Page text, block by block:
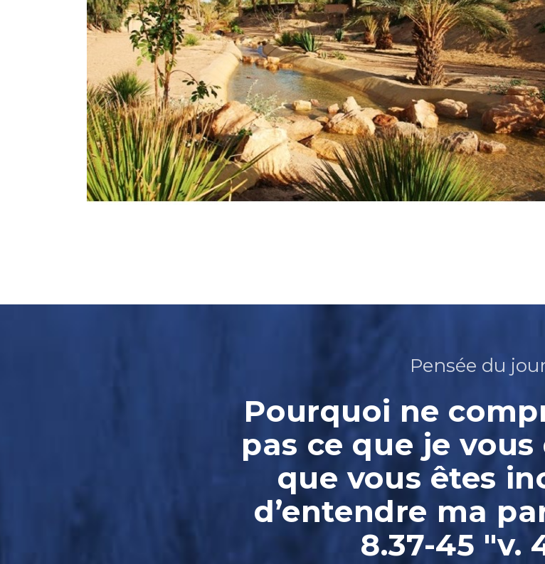
Pensée du
Pourquoi ne
pas ce que je vous
que vous êtes
d’entendre ma
8.37-45 "v.